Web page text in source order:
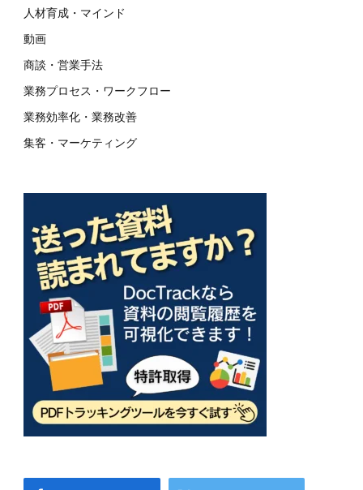
人材育成・マインド
動画
商談・営業手法
業務プロセス・ワークフロー
業務効率化・業務改善
集客・マーケティング